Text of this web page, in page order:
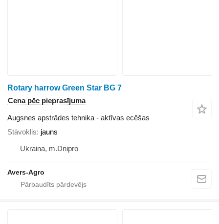
Rotary harrow Green Star BG 7
Cena pēc pieprasījuma
Augsnes apstrādes tehnika - aktīvas ecēšas
Stāvoklis jauns
Ukraina, m.Dnipro
Avers-Agro